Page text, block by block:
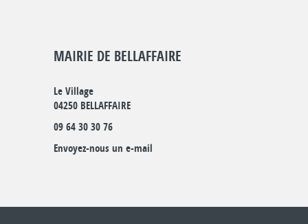
MAIRIE DE BELLAFFAIRE
Le Village
04250 BELLAFFAIRE
09 64 30 30 76
Envoyez-nous un e-mail